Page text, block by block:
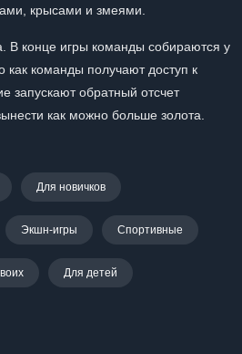
крысами и змеями.
В конце игры команды собираются у
как команды получают доступ к
запускают обратный отсчет
как можно больше золота.
Для новичков
Экшн-игры Спортивные
Для детей